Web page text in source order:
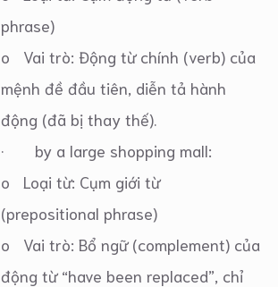
phrase)
o Vai trò: Động từ chính (verb) của
mệnh đề đầu tiên, diễn tả hành
động (đã bị thay thế).
· by a large shopping mall:
o Loại từ: Cụm giới từ
(prepositional phrase)
o Vai trò: Bổ ngữ (complement) của
động từ “have been replaced”, chỉ